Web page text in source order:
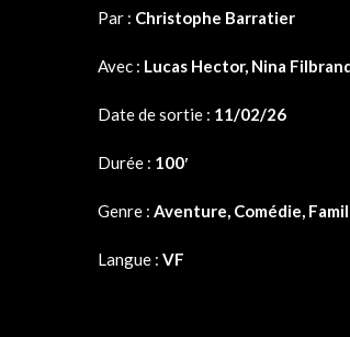
Par : Christophe Barratier
Avec : Lucas Hector, Nina
Date de sortie : 11/02/26
Durée : 100′
Genre : Aventure, Comédie,
Langue : VF